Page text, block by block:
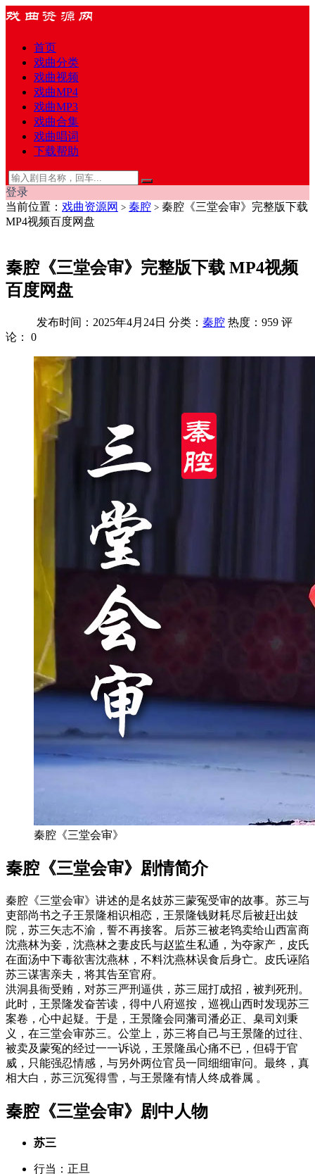
首页
戏曲分类
戏曲视频
戏曲MP4
戏曲MP3
戏曲合集
戏曲唱词
下载帮助
登录
当前位置： 戏曲资源网 > 秦腔 > 秦腔《三堂会审》完整版下载
MP4视频百度网盘
秦腔《三堂会审》完整版下载 MP4视频
百度网盘
发布时间：2025年4月24日 分类： 秦腔 热度：959 评
论：
0
秦腔《三堂会审》
秦腔《三堂会审》剧情简介
秦腔《三堂会审》讲述的是名妓苏三蒙冤受审的故事。苏三与
吏部尚书之子王景隆相识相恋，王景隆钱财耗尽后被赶出妓
院，苏三矢志不渝，誓不再接客。后苏三被老鸨卖给山西富商
沈燕林为妾，沈燕林之妻皮氏与赵监生私通，为夺家产，皮氏
在面汤中下毒欲害沈燕林，不料沈燕林误食后身亡。皮氏诬陷
苏三谋害亲夫，将其告至官府。
洪洞县衙受贿，对苏三严刑逼供，苏三屈打成招，被判死刑。
此时，王景隆发奋苦读，得中八府巡按，巡视山西时发现苏三
案卷，心中起疑。于是，王景隆会同藩司潘必正、臬司刘秉
义，在三堂会审苏三。公堂上，苏三将自己与王景隆的过往、
被卖及蒙冤的经过一一诉说，王景隆虽心痛不已，但碍于官
威，只能强忍情感，与另外两位官员一同细细审问。最终，真
相大白，苏三沉冤得雪，与王景隆有情人终成眷属 。
秦腔《三堂会审》剧中人物
苏三
行当 ：正旦